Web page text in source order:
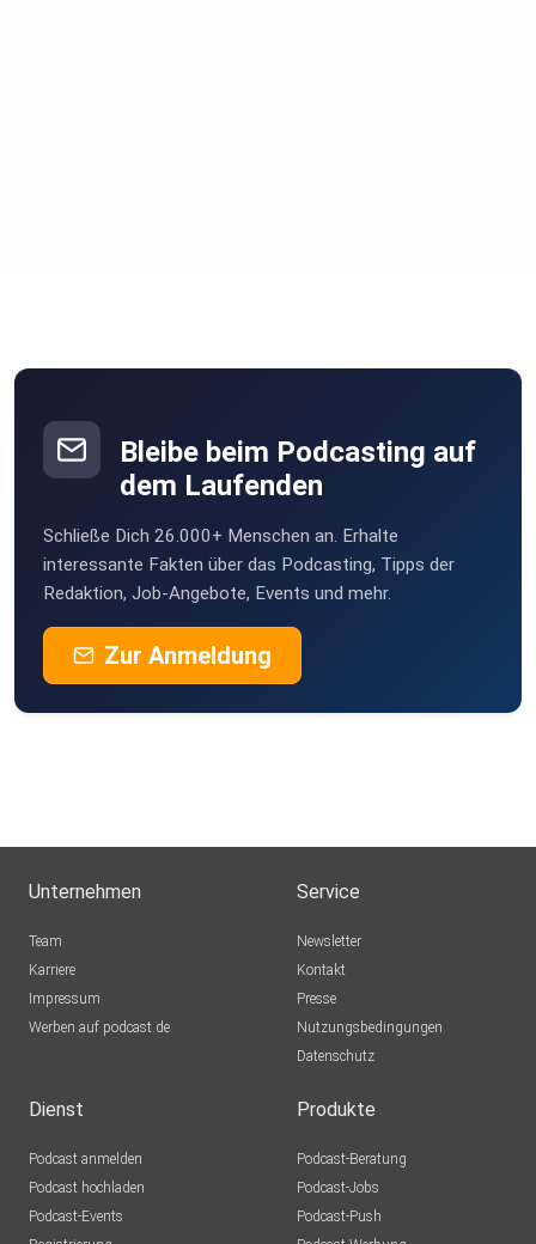
Bleibe beim Podcasting auf
dem Laufenden
Schließe Dich 26.000+ Menschen an. Erhalte
interessante Fakten über das Podcasting, Tipps der
Redaktion, Job-Angebote, Events und mehr.
Zur Anmeldung
Unternehmen
Team
Karriere
Impressum
Werben auf podcast.de
Service
Newsletter
Kontakt
Presse
Nutzungsbedingungen
Datenschutz
Dienst
Podcast anmelden
Podcast hochladen
Podcast-Events
Produkte
Podcast-Beratung
Podcast-Jobs
Podcast-Push